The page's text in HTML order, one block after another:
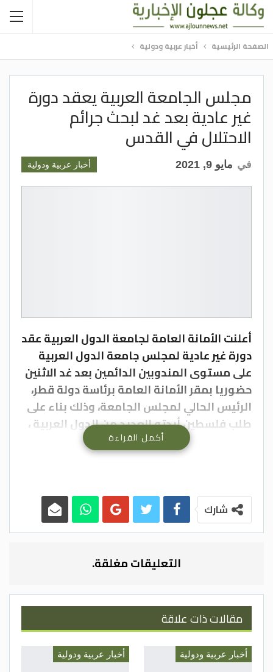
الصفحة الرئيسية أخبار عربية ودولية
مجلس الجامعة العربية يعقد دورة
غير عادية بعد غد لبحث جرائم
الاحتلال في القدس
أخبار عربية ودولية في مايو 9, 2021
أعلنت الأمانة العامة لجامعة الدول العربية عقد
دورة غير عادية لمجلس جامعة الدول العربية
على مستوى المندوبين الدائمين بعد غد الاثنين
حضوريا بمقر الأمانة العامة برئاسة دولة قطر،
الرئيس الحالي لمجلس الجامعة، وذلك بناء على
طلب فلسطين أيدته العديد من الدول العربية ،
لبحث الجرائم والاعتداءات الإسرائيلية في مدينة
القدس المحتلة والمقدسات الإسلامية
الاعتداء على المصلين و هم ركع سجود في شهر
رمضان المبارك.
وأوضح السفير حسام زكى الامين العام
اليوم السبت ، أن الاجتماع سيبحث خطورة
الأقصى وذلك ضمن سياسة إسرائيلية ممنهجة
لتهويد القدس وتغيير الوضع القانوني
والتاريخي القائم للمدينة ومقدساتها .
بترا
أكمل القراءة
شارك
التعليقات مغلقة.
مقالات ذات علاقة
أخبار عربية ودولية أخبار عربية ودولية